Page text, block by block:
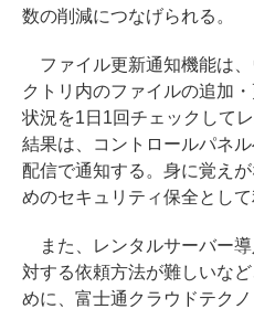
数の削減につなげられる。
ファイル更新通知機能は
クトリ内のファイルの追加
状況を1日1回チェックして
結果は、コントロールパネ
配信で通知する。身に覚え
めのセキュリティ保全として
また、レンタルサーバー
対する依頼方法が難しいな
めに、富士通クラウドテク